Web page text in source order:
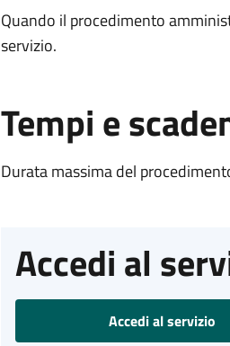
Quando il procedimento
servizio.
Tempi e
Durata massima del
Accedi al
Accedi al servizio